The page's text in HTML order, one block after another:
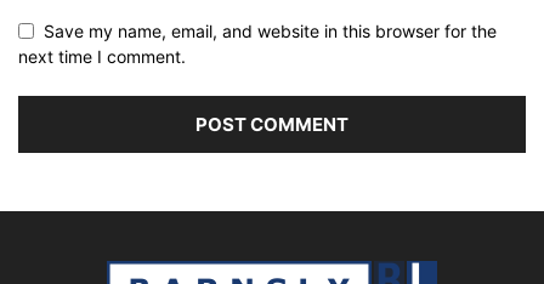
Save my name, email, and website in this browser for the
next time I comment.